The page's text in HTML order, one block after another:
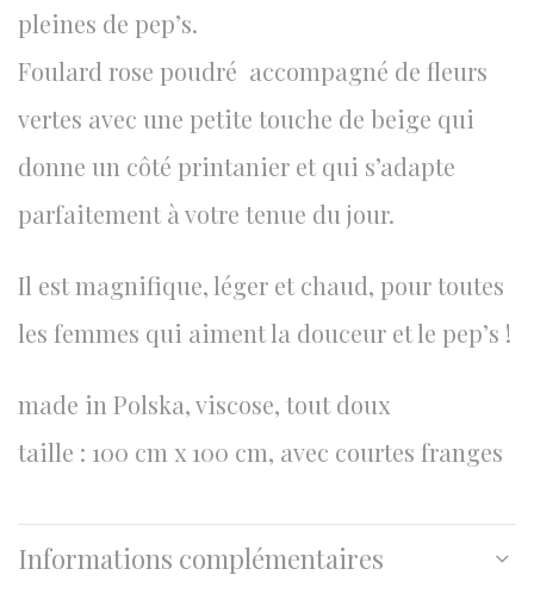
pleines de pep’s.
Foulard rose poudré accompagné de fleurs
vertes avec une petite touche de beige qui
donne un côté printanier et qui s’adapte
parfaitement à votre tenue du jour.
Il est magnifique, léger et chaud, pour toutes
les femmes qui aiment la douceur et le pep’s !
made in Polska, viscose, tout doux
taille : 100 cm x 100 cm, avec courtes franges
Informations complémentaires